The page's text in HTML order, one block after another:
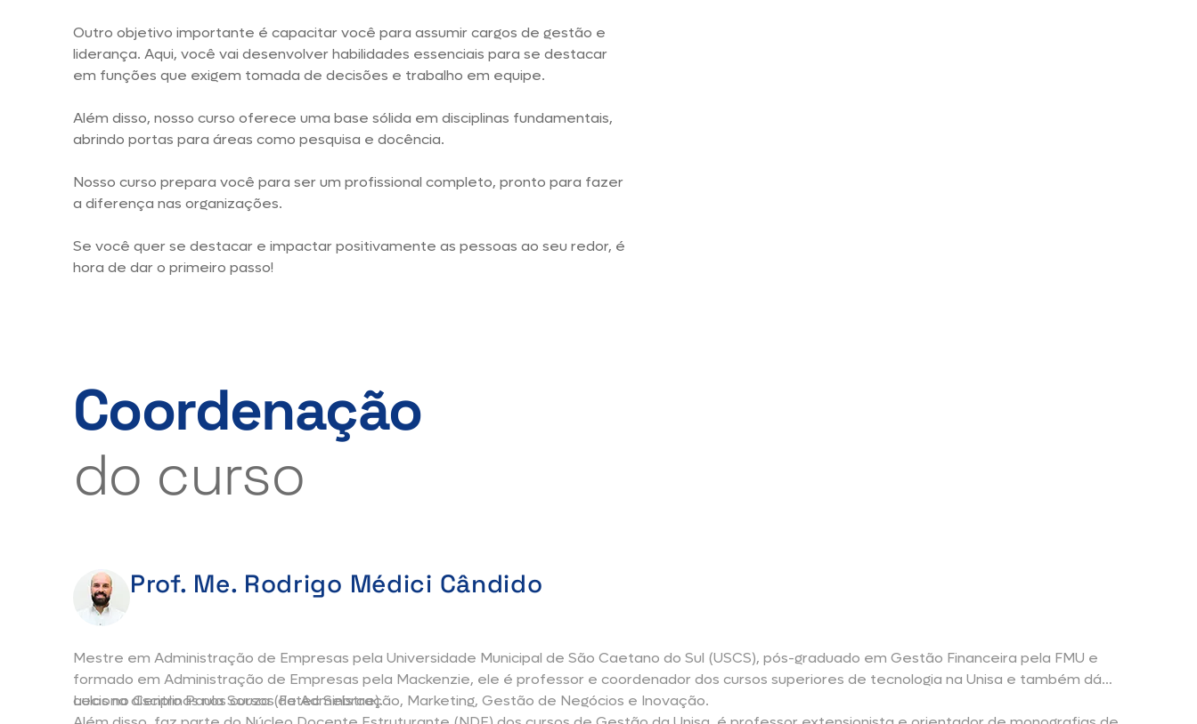
Outro objetivo importante é capacitar você para assumir cargos de gestão e
liderança. Aqui, você vai desenvolver habilidades essenciais para se destacar
em funções que exigem tomada de decisões e trabalho em equipe.
Além disso, nosso curso oferece uma base sólida em disciplinas fundamentais,
abrindo portas para áreas como pesquisa e docência.
Nosso curso prepara você para ser um profissional completo, pronto para fazer
a diferença nas organizações.
Se você quer se destacar e impactar positivamente as pessoas ao seu redor, é
hora de dar o primeiro passo!
Coordenação
do curso
Prof. Me. Rodrigo Médici Cândido
Mestre em Administração de Empresas pela Universidade Municipal de São Caetano do Sul (USCS), pós-graduado em Gestão Financeira pela FMU e
formado em Administração de Empresas pela Mackenzie, ele é professor e coordenador dos cursos superiores de tecnologia na Unisa e também dá
aulas no Centro Paula Souza (Fatec Sebrae).
Leciona disciplinas nos cursos de Administração, Marketing, Gestão de Negócios e Inovação.